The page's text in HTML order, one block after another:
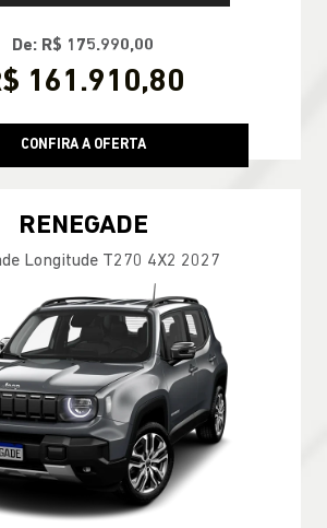
De: R$ 175.990,00
161.910,80
CONFIRA A OFERTA
RENEGADE
Longitude T270 4X2 2027